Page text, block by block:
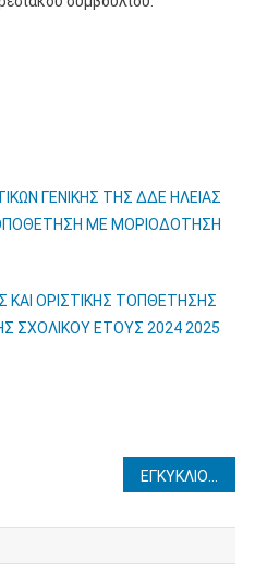
ΓΕΝΙΚΗΣ ΤΗΣ ΔΔΕ ΗΛΕΙΑΣ
ΜΕ ΜΟΡΙΟΔΟΤΗΣΗ
ΚΑΙ ΟΡΙΣΤΙΚΗΣ ΤΟΠΘΕΤΗΣΗΣ
ΣΧΟΛΙΚΟΥ ΕΤΟΥΣ 2024 2025